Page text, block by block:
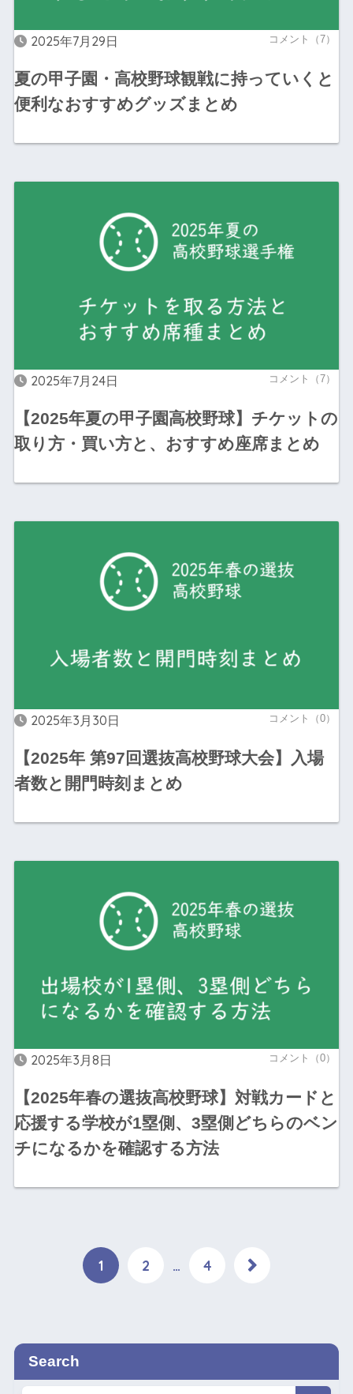
2025年7月29日 コメント（7）
夏の甲子園・高校野球観戦に持っていくと
便利なおすすめグッズまとめ
2025年7月24日 コメント（7）
【2025年夏の甲子園高校野球】チケットの
取り方・買い方と、おすすめ座席まとめ
2025年3月30日 コメント（0）
【2025年 第97回選抜高校野球大会】入場
者数と開門時刻まとめ
2025年3月8日 コメント（0）
【2025年春の選抜高校野球】対戦カードと
応援する学校が1塁側、3塁側どちらのベン
チになるかを確認する方法
1 2 … 4
Search